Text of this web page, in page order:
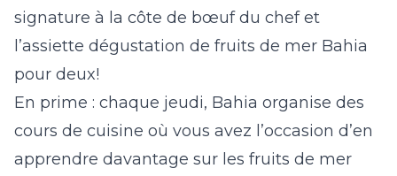
signature à la côte de bœuf du chef et
l’assiette dégustation de fruits de mer Bahia
pour deux!
En prime : chaque jeudi, Bahia organise des
cours de cuisine où vous avez l’occasion d’en
apprendre davantage sur les fruits de mer